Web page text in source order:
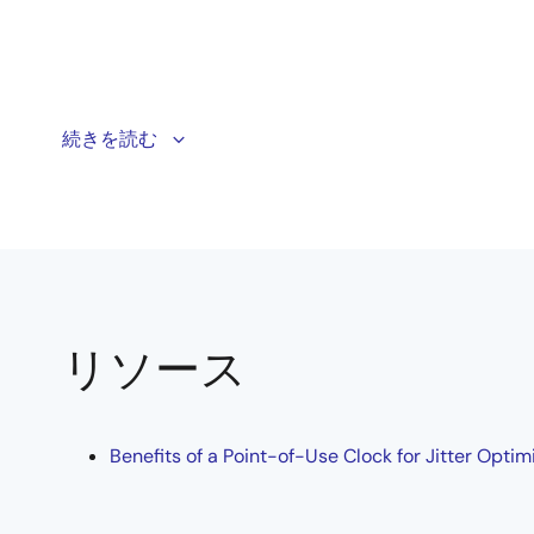
Demonstration of Renesas’ Lab on the Cloud virtual
続きを読む
リソース
Benefits of a Point-of-Use Clock for Jitter